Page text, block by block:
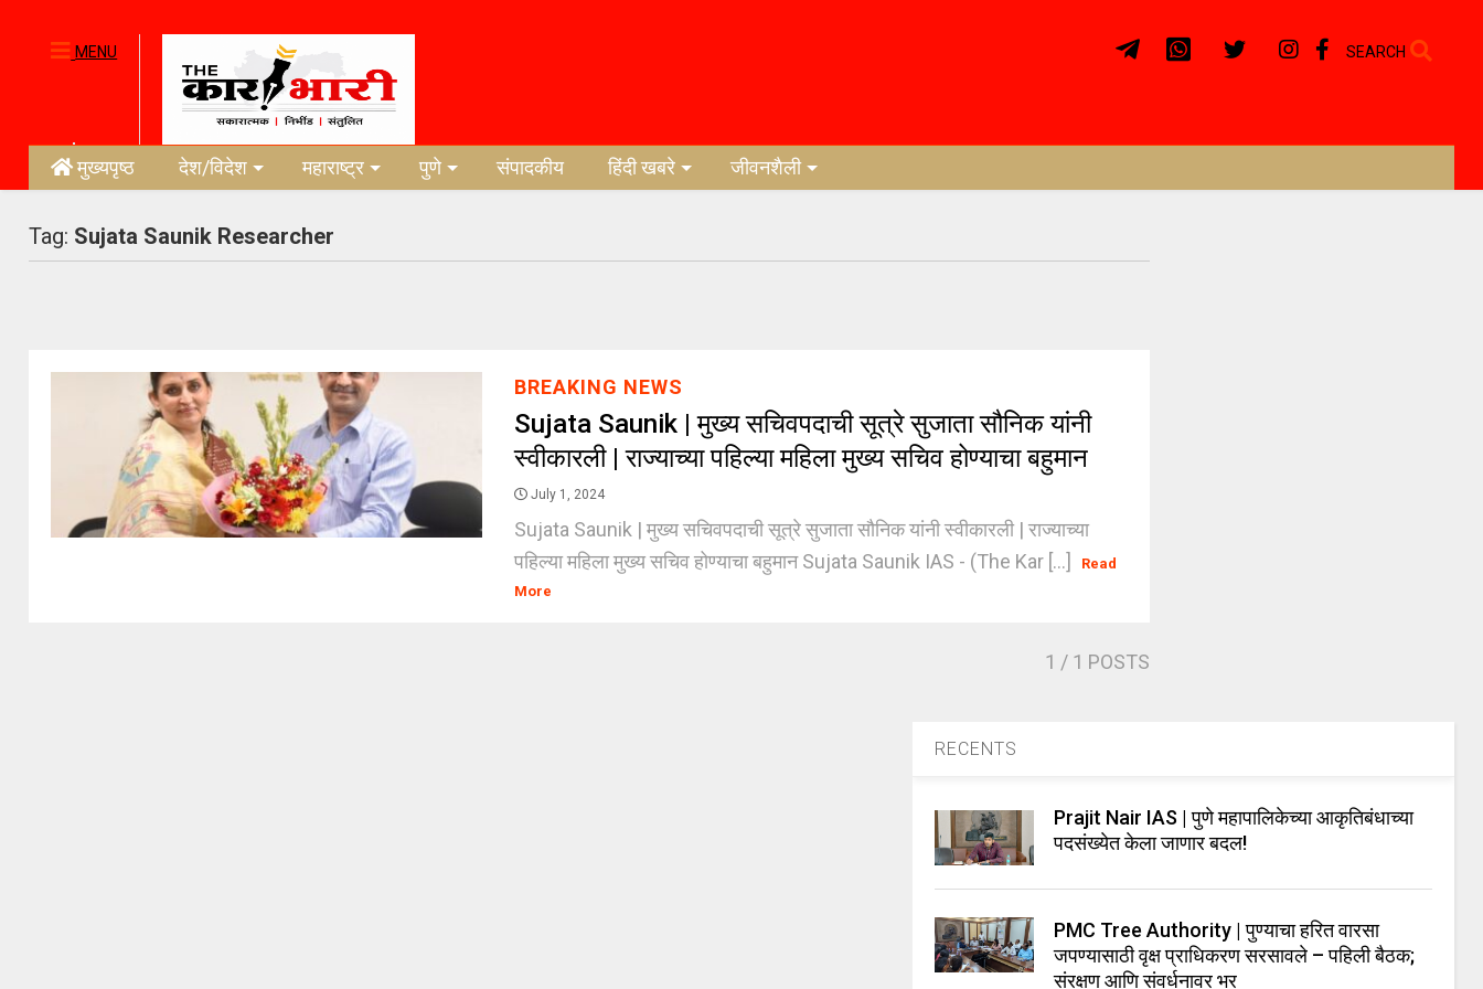
MENU SEARCH
मुख्यपृष्ठ देश/विदेश महाराष्ट्र पुणे संपादकीय हिंदी खबरे जीवनशैली
Tag: Sujata Saunik Researcher
BREAKING NEWS
Sujata Saunik | मुख्य सचिवपदाची सूत्रे सुजाता सौनिक यांनी
स्वीकारली | राज्याच्या पहिल्या महिला मुख्य सचिव होण्याचा बहुमान
July 1, 2024
Sujata Saunik | मुख्य सचिवपदाची सूत्रे सुजाता सौनिक यांनी स्वीकारली | राज्याच्या
पहिल्या महिला मुख्य सचिव होण्याचा बहुमान Sujata Saunik IAS - (The Kar [...]
Read
More
1 / 1 POSTS
RECENTS
Prajit Nair IAS | पुणे महापालिकेच्या आकृतिबंधाच्या
पदसंख्येत केला जाणार बदल!
PMC Tree Authority | पुण्याचा हरित वारसा
जपण्यासाठी वृक्ष प्राधिकरण सरसावले – पहिली बैठक;
संरक्षण आणि संवर्धनावर भर